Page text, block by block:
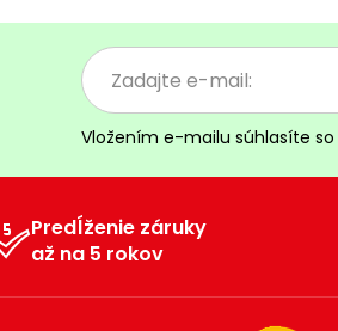
Vložením e-mailu súhlasíte so
Predĺženie záruky
až na 5 rokov